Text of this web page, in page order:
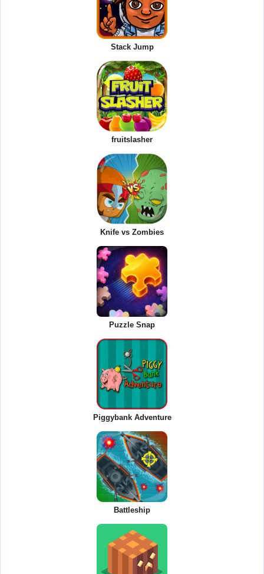
Stack Jump
fruitslasher
Knife vs Zombies
Puzzle Snap
Piggybank Adventure
Battleship